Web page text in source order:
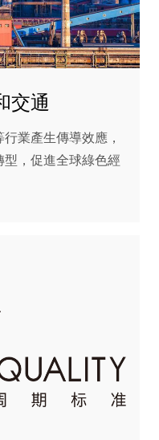
交通
業產生傳導效應，
，促進全球綠色經